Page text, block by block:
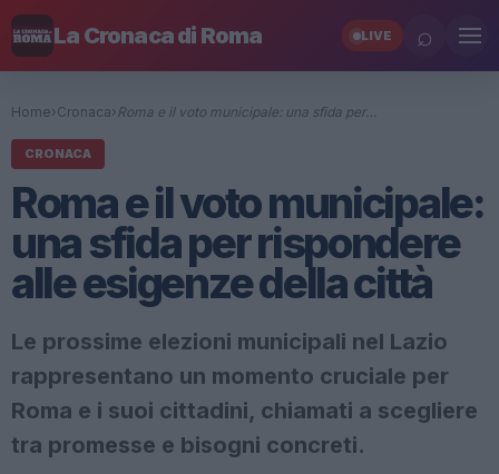
La Cronaca di Roma LIVE ⌕
Home› Cronaca› Roma e il voto municipale: una sfida per…
CRONACA
Roma e il voto municipale:
una sfida per rispondere
alle esigenze della città
Le prossime elezioni municipali nel Lazio
rappresentano un momento cruciale per
Roma e i suoi cittadini, chiamati a scegliere
tra promesse e bisogni concreti.